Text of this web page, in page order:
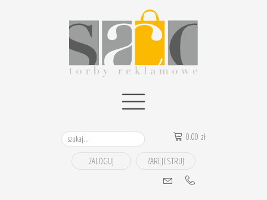
0.00 zł
ZALOGUJ ZAREJESTRUJ